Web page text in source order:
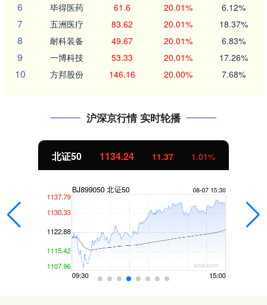
6 毕得医药 61.6 20.01% 6.12%
7 五洲医疗 83.62 20.01% 18.37%
8 耐科装备 49.67 20.01% 6.83%
9 一博科技 53.33 20.01% 17.26%
10 方邦股份 146.16 20.00% 7.68%
沪深京行情 实时轮播
北证50 1134.24 11.37 1.01%